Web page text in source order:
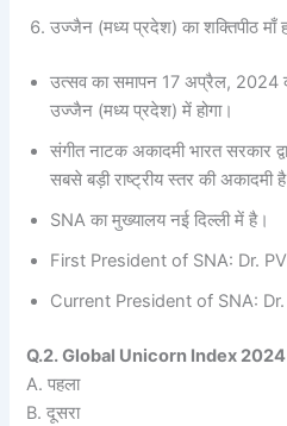
उज्जैन (मध्य प्रदेश) का शक्तिपीठ माँ
उत्सव का समापन 17 अप्रैल, 2024 को
उज्जैन (मध्य प्रदेश) में होगा।
संगीत नाटक अकादमी भारत सरकार
सबसे बड़ी राष्ट्रीय स्तर की अकादमी
SNA का मुख्यालय नई दिल्ली में है।
First President of SNA: Dr.
Current President of SNA:
Q.2. Global Unicorn Index 2024
A. पहला
B. दूसरा